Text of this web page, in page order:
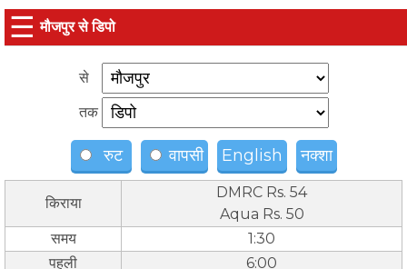
☰ मौजपुर से डिपो
से
तक
रुट वापसी English नक्शा
किराया
DMRC Rs. 54
Aqua Rs. 50
समय
1:30
पहली
6:00